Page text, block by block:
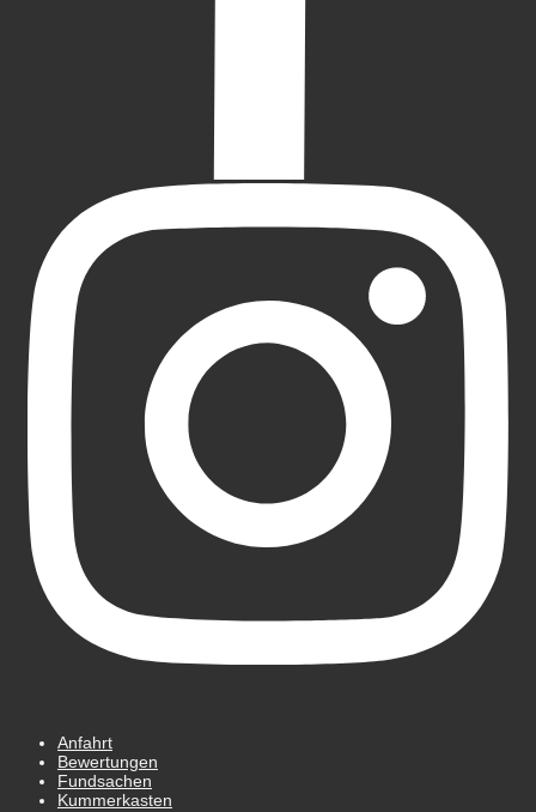
Anfahrt
Bewertungen
Fundsachen
Kummerkasten